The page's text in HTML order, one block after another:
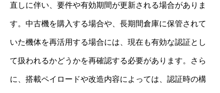
直しに伴い、要件や有効期間が更新される場合がありま
す。中古機を購入する場合や、長期間倉庫に保管されて
いた機体を再活用する場合には、現在も有効な認証とし
て扱われるかどうかを再確認する必要があります。さら
に、搭載ペイロードや改造内容によっては、認証時の構